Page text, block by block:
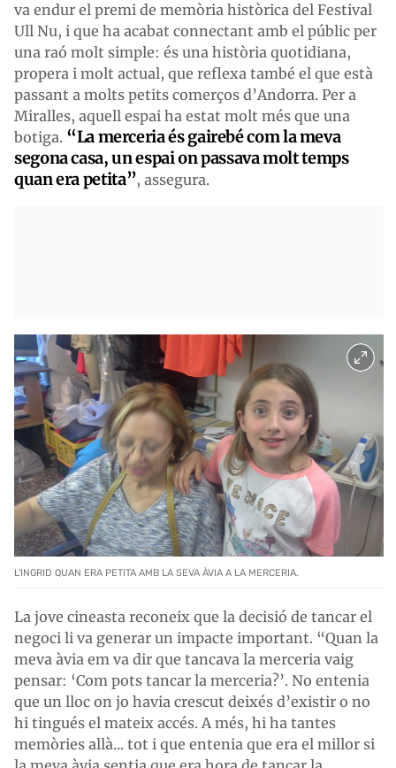
va endur el premi de memòria històrica del Festival
Ull Nu, i que ha acabat connectant amb el públic per
una raó molt simple: és una història quotidiana,
propera i molt actual, que reflexa també el que està
passant a molts petits comerços d’Andorra. Per a
Miralles, aquell espai ha estat molt més que una
botiga. “La merceria és gairebé com la meva
segona casa, un espai on passava molt temps
quan era petita”, assegura.
L'INGRID QUAN ERA PETITA AMB LA SEVA ÀVIA A LA MERCERIA.
La jove cineasta reconeix que la decisió de tancar el
negoci li va generar un impacte important. “Quan la
meva àvia em va dir que tancava la merceria vaig
pensar: ‘Com pots tancar la merceria?’. No entenia
que un lloc on jo havia crescut deixés d’existir o no
hi tingués el mateix accés. A més, hi ha tantes
memòries allà... tot i que entenia que era el millor si